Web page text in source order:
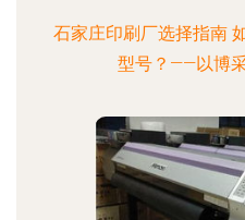
石家庄印刷厂选择指南
型号？——以博